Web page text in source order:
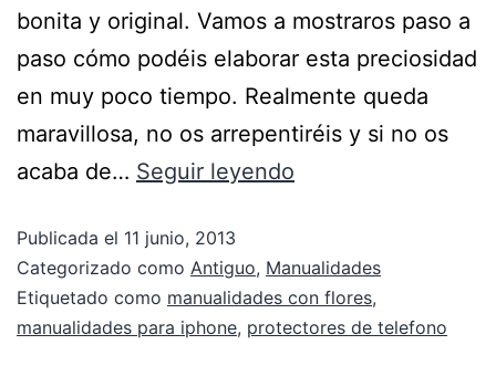
bonita y original. Vamos a mostraros paso a
paso cómo podéis elaborar esta preciosidad
en muy poco tiempo. Realmente queda
maravillosa, no os arrepentiréis y si no os
acaba de… Seguir leyendo
Publicada el 11 junio, 2013
Categorizado como Antiguo, Manualidades
Etiquetado como manualidades con flores,
manualidades para iphone, protectores de telefono